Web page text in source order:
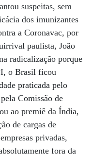
suspeitas, sem
dos imunizantes
a Coronavac, por
paulista, João
radicalização porque
o Brasil ficou
praticada pelo
Comissão de
ao premiê da Índia,
de cargas de
privadas,
fora da